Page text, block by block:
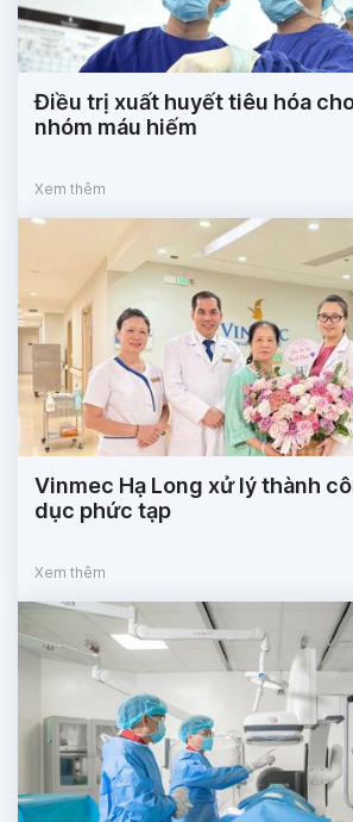
Điều trị xuất huyết tiêu hóa
nhóm máu hiếm
Xem thêm
Vinmec Hạ Long xử lý thành
dục phức tạp
Xem thêm